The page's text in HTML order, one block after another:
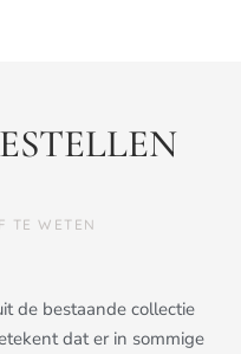
TE WETEN
de bestaande collectie
dat er in sommige